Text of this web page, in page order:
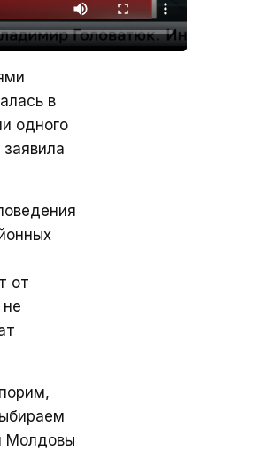
в
одного
от
Молдовы